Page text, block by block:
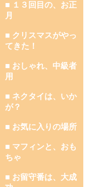
■ １３回目の、お正
月
■ クリスマスがやっ
てきた！
■ おしゃれ、中級者
用
■ ネクタイは、いか
が？
■ お気に入りの場所
■ マフィンと、おも
ちゃ
■ お留守番は、大成